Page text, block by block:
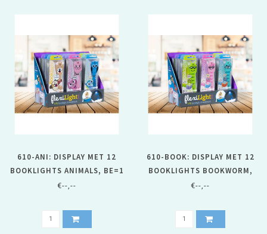
610-ANI: DISPLAY MET 12
BOOKLIGHTS ANIMALS, BE=1
€--,--
610-BOOK: DISPLAY MET 12
BOOKLIGHTS BOOKWORM,
BE=1
€--,--